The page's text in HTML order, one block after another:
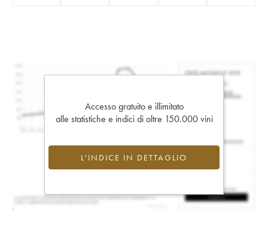
Accesso gratuito e illimitato
alle statistiche e indici di oltre 150.000 vini
L'INDICE IN DETTAGLIO